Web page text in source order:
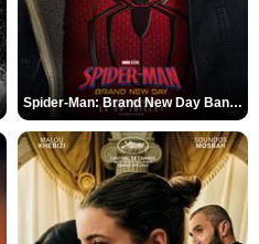
Spider-Man: Brand New Day Bande-annonce VO STFR